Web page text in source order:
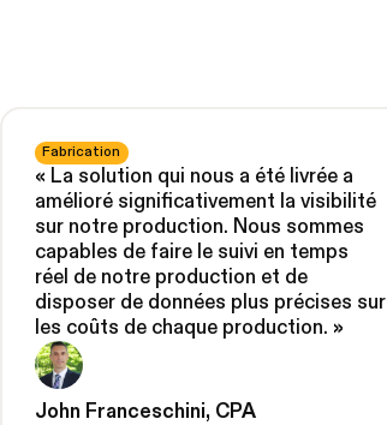
Fabrication
« La solution qui nous a été livrée a
amélioré significativement la visibilité
sur notre production. Nous sommes
capables de faire le suivi en temps
réel de notre production et de
disposer de données plus précises sur
les coûts de chaque production. »
John Franceschini, CPA